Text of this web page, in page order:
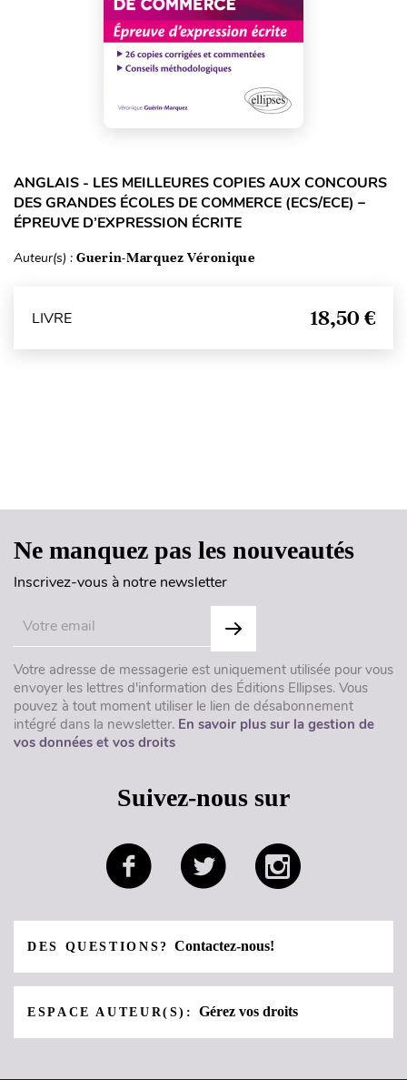
ANGLAIS - LES MEILLEURES COPIES AUX CONCOURS
DES GRANDES ÉCOLES DE COMMERCE (ECS/ECE) –
ÉPREUVE D’EXPRESSION ÉCRITE
Auteur(s) : Guerin-Marquez Véronique
LIVRE 18,50 €
Ne manquez pas les nouveautés
Inscrivez-vous à notre newsletter
Votre adresse de messagerie est uniquement utilisée pour vous
envoyer les lettres d'information des Éditions Ellipses. Vous
pouvez à tout moment utiliser le lien de désabonnement
intégré dans la newsletter. En savoir plus sur la gestion de
vos données et vos droits
Suivez-nous sur
DES QUESTIONS?Contactez-nous!
ESPACE AUTEUR(S):Gérez vos droits